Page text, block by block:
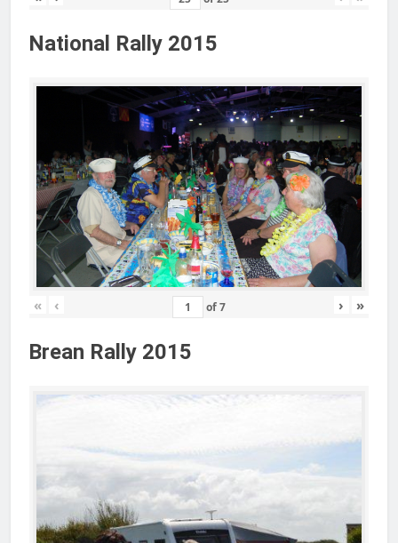
National Rally 2015
« ‹ of7 › »
Brean Rally 2015